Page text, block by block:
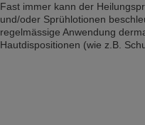
Fast immer kann der
und/oder Sprühlotionen
regelmässige Anwendung
Hautdispositionen (wie z.B.